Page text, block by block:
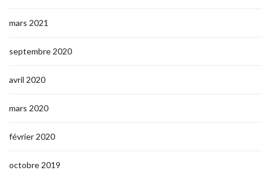
mars 2021
septembre 2020
avril 2020
mars 2020
février 2020
octobre 2019